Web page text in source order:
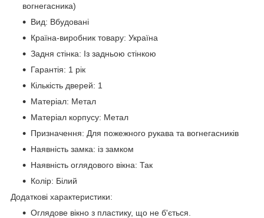
вогнегасника)
Вид: Вбудовані
Країна-виробник товару: Україна
Задня стінка: Із задньою стінкою
Гарантія: 1 рік
Кількість дверей: 1
Матеріал: Метал
Матеріал корпусу: Метал
Призначення: Для пожежного рукава та вогнегасників
Наявність замка: із замком
Наявність оглядового вікна: Так
Колір: Білий
Додаткові характеристики:
Оглядове вікно з пластику, що не б'ється.